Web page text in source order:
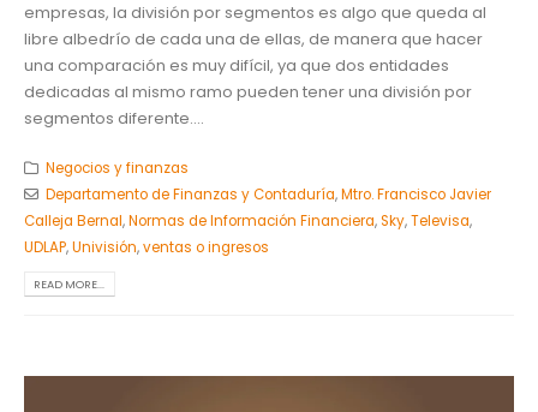
empresas, la división por segmentos es algo que queda al
libre albedrío de cada una de ellas, de manera que hacer
una comparación es muy difícil, ya que dos entidades
dedicadas al mismo ramo pueden tener una división por
segmentos diferente....
Negocios y finanzas
Departamento de Finanzas y Contaduría,Mtro. Francisco Javier
Calleja Bernal,Normas de Información Financiera,Sky,Televisa,
UDLAP,Univisión,ventas o ingresos
READ MORE...